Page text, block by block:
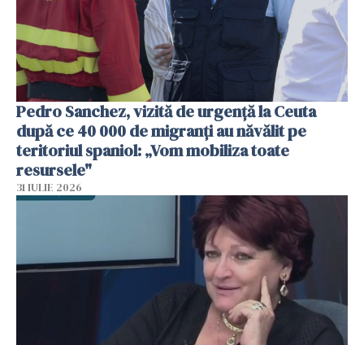
Pedro Sanchez, vizită de urgență la Ceuta
după ce 40 000 de migranți au năvălit pe
teritoriul spaniol: „Vom mobiliza toate
resursele"
31 IULIE 2026